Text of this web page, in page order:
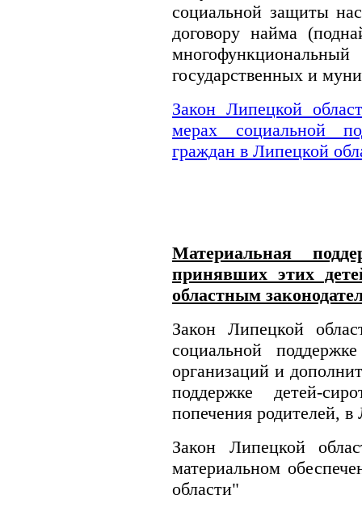
социальной защиты
договору найма
государственных и
Закон Липецкой
мерах социальной
граждан в Липецкой
Материальная
принявших этих
областным
Закон Липецкой
социальной
организаций и
поддержке детей-
попечения родителей,
Закон Липецкой
материальном
области"